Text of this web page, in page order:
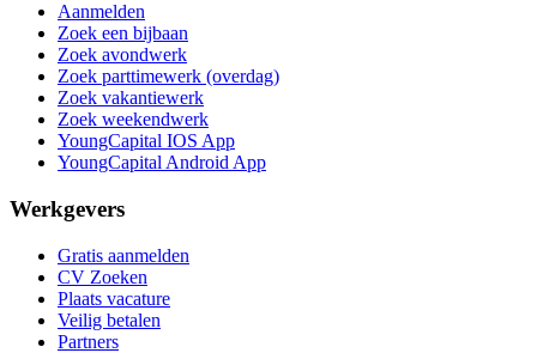
Aanmelden
Zoek een bijbaan
Zoek avondwerk
Zoek parttimewerk (overdag)
Zoek vakantiewerk
Zoek weekendwerk
YoungCapital IOS App
YoungCapital Android App
Werkgevers
Gratis aanmelden
CV Zoeken
Plaats vacature
Veilig betalen
Partners